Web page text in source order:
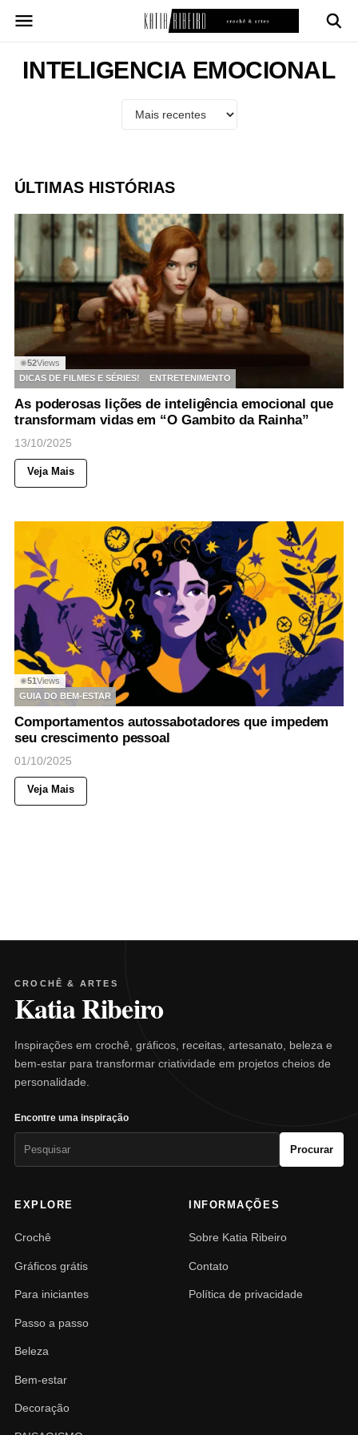
para
conteúdoINTELIGENCIA EMOCIONAL
ÚLTIMAS HISTÓRIAS
◉52Views
DICAS DE FILMES E SÉRIES!
ENTRETENIMENTO
As poderosas lições de inteligência emocional que
transformam vidas em “O Gambito da Rainha”
13/10/2025
Veja Mais
◉51Views
GUIA DO BEM-ESTAR
Comportamentos autossabotadores que impedem
seu crescimento pessoal
01/10/2025
Veja Mais
CROCHÊ & ARTES
Katia Ribeiro
Inspirações em crochê, gráficos, receitas, artesanato, beleza e
bem-estar para transformar criatividade em projetos cheios de
personalidade.
Encontre uma inspiração
Procurar
EXPLORE
Crochê
Gráficos grátis
Para iniciantes
Passo a passo
Beleza
Bem-estar
Decoração
INFORMAÇÕES
Sobre Katia Ribeiro
Contato
Política de privacidade